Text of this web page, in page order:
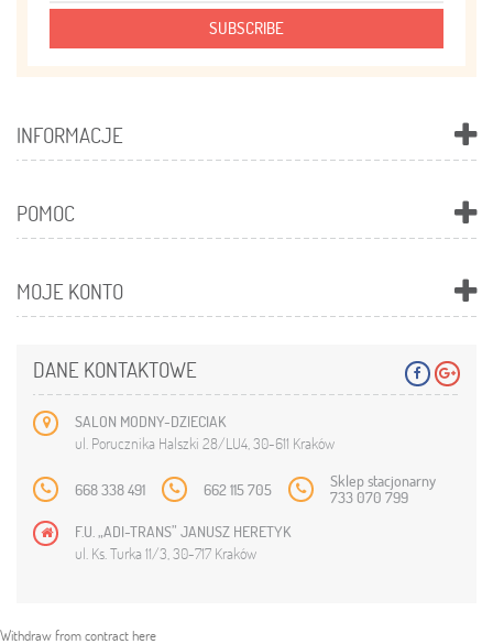
SUBSCRIBE
INFORMACJE
POMOC
MOJE KONTO
DANE KONTAKTOWE
SALON MODNY-DZIECIAK
ul. Porucznika Halszki 28/LU4, 30-611 Kraków
668 338 491 662 115 705 Sklep stacjonarny
733 070 799
F.U. „ADI-TRANS” JANUSZ HERETYK
ul. Ks. Turka 11/3, 30-717 Kraków
Withdraw from contract here